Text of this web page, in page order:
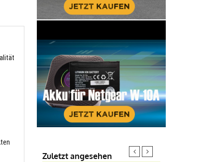
Zuletzt angesehen